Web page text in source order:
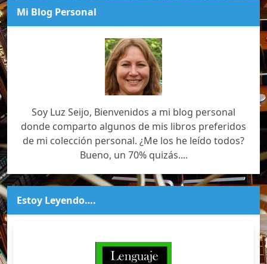
Mi Blog Personal
Soy Luz Seijo, Bienvenidos a mi blog personal
donde comparto algunos de mis libros preferidos
de mi colección personal. ¿Me los he leído todos?
Bueno, un 70% quizás....
Estoy Leyendo….